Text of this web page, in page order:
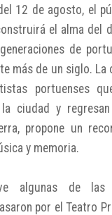
12 de agosto, el
el alma del
de
más de un siglo. La
portuenses
ciudad y
propone un
y memoria.
algunas de las
por el Teatro